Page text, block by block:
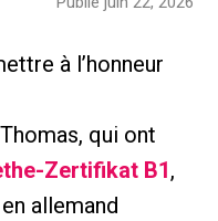
à l’honneur
qui ont
Zertifikat B1,
allemand